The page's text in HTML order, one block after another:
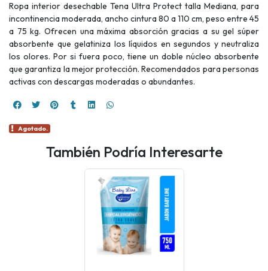
Ropa interior desechable Tena Ultra Protect talla Mediana, para
incontinencia moderada, ancho cintura 80 a 110 cm, peso entre 45
a 75 kg. Ofrecen una máxima absorción gracias a su gel súper
absorbente que gelatiniza los líquidos en segundos y neutraliza
los olores. Por si fuera poco, tiene un doble núcleo absorbente
que garantiza la mejor protección. Recomendados para personas
activas con descargas moderadas o abundantes.
Agotado.
También Podría Interesarte